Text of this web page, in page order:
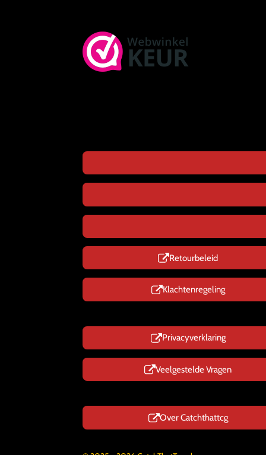
Retourbeleid
Klachtenregeling
Privacyverklaring
Veelgestelde Vragen
Over Catchthattcg